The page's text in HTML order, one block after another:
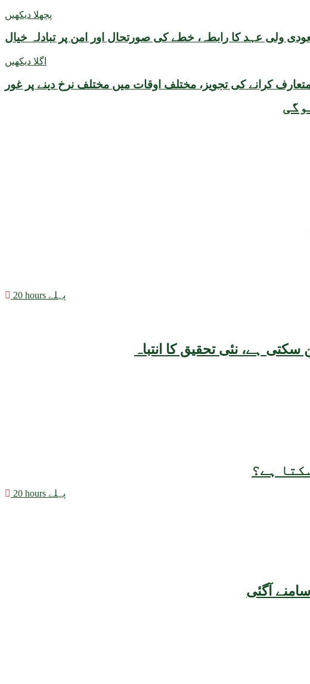
ہے؟
پچھلا دیکھیں
ولی عہد کا رابطہ، خطے کی صورتحال اور امن پر تبادلہ خیال
اگلا دیکھیں
کرانے کی تجویز، مختلف اوقات میں مختلف نرخ دینے پر غور
20 hours پہلے
20 hours پہلے